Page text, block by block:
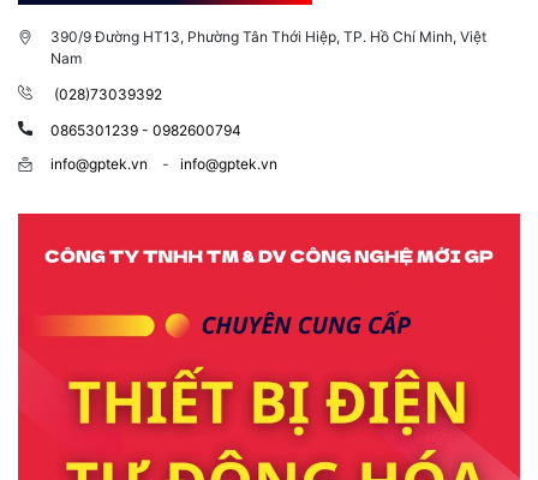
390/9 Đường HT13, Phường Tân Thới Hiệp, TP. Hồ Chí Minh, Việt
Nam
(028)73039392
0865301239 - 0982600794
info@gptek.vn
- info@gptek.vn